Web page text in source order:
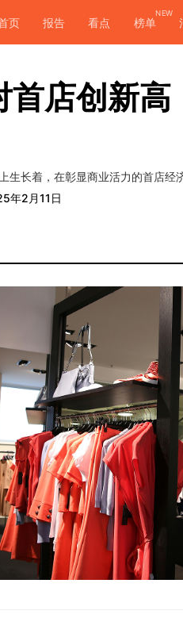
页 报告 看点 榜单
NEW
首店创新高
生长着，在彰显商业活力的首店经
年2月11日